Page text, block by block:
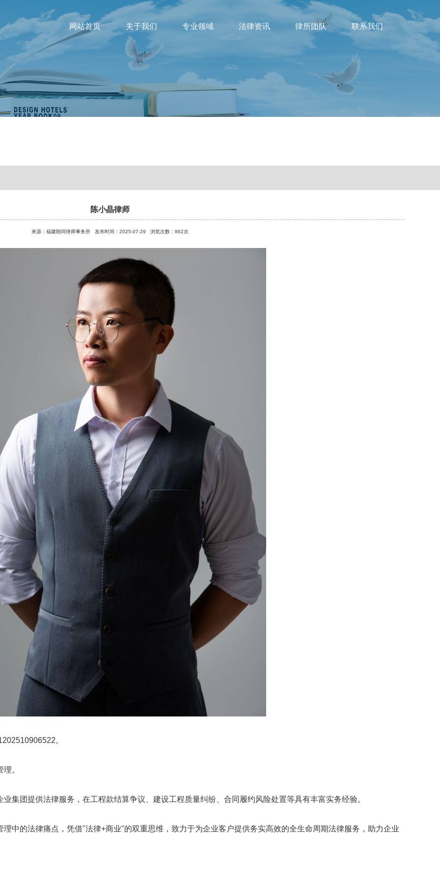
网站首页 关于我们 专业领域 法律资讯 律所团队 联系我们
陈小晶律师
来源：福建朗同律师事务所 发布时间：2025-07-29 浏览次数：862次
。
。
集团提供法律服务，在工程款结算争议、建设工程质量纠纷、合同履约风险处置等具有丰富实务经验。
中的法律痛点，凭借"法律+商业"的双重思维，致力于为企业客户提供务实高效的全生命周期法律服务，助力企业